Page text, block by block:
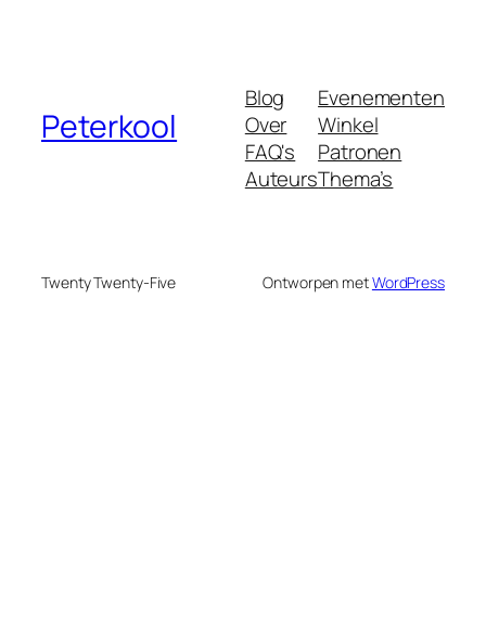
Peterkool
Blog
Over
FAQ's
Auteurs
Evenementen
Winkel
Patronen
Thema’s
Twenty Twenty-Five Ontworpen metWordPress